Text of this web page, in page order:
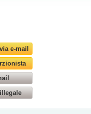
e-mail